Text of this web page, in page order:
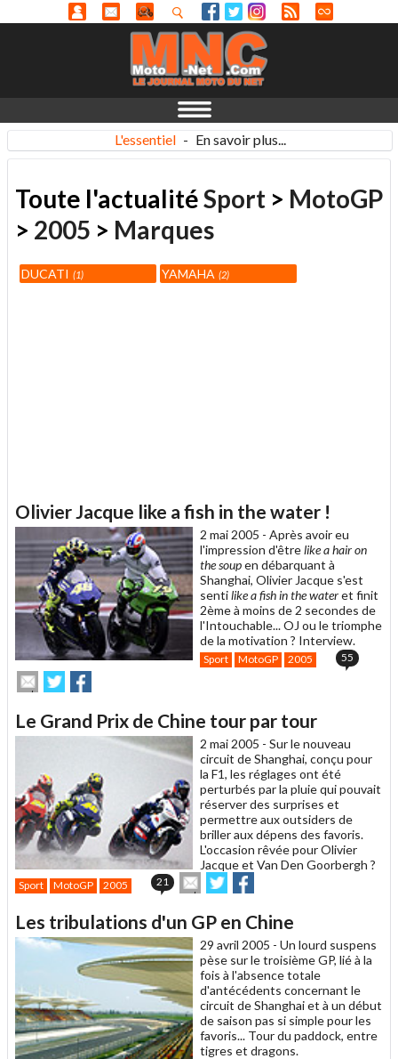
L'essentiel - En savoir plus...
Toute l'actualitéSport > MotoGP
> 2005 > Marques
DUCATI 1 YAMAHA 2
Olivier Jacque like a fish in the water !
2 mai 2005 - Après avoir eu
l'impression d'êtrelike a hair on
the soupen débarquant à
Shanghai, Olivier Jacque s'est
sentilike a fish in the wateret finit
2ème à moins de 2 secondes de
l'Intouchable... OJ ou le triomphe
de la motivation ? Interview.
Sport MotoGP 2005 55
Envoyer
cet
à
un
Partager
sur
sur
Le Grand Prix de Chine tour par tour
2 mai 2005 - Sur le nouveau
circuit de Shanghai, conçu pour
la F1, les réglages ont été
perturbés par la pluie qui pouvait
réserver des surprises et
permettre aux outsiders de
briller aux dépens des favoris.
L'occasion rêvée pour Olivier
Jacque et Van Den Goorbergh ?
Sport MotoGP 2005 21
Envoyer
cet
à
un
ami
Partager
sur sur
Les tribulations d'un GP en Chine
29 avril 2005 - Un lourd suspens
pèse sur le troisième GP, lié à la
fois à l'absence totale
d'antécédents concernant le
circuit de Shanghai et à un début
de saison pas si simple pour les
favoris... Tour du paddock, entre
tigres et dragons.